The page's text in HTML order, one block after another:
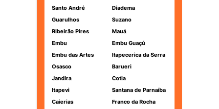
Santo André
Diadema
Guarulhos
Suzano
Ribeirão Pires
Mauá
Embu
Embu Guaçú
Embu das Artes
Itapecerica da Serra
Osasco
Barueri
Jandira
Cotia
Itapevi
Santana de Parnaíba
Caierias
Franco da Rocha